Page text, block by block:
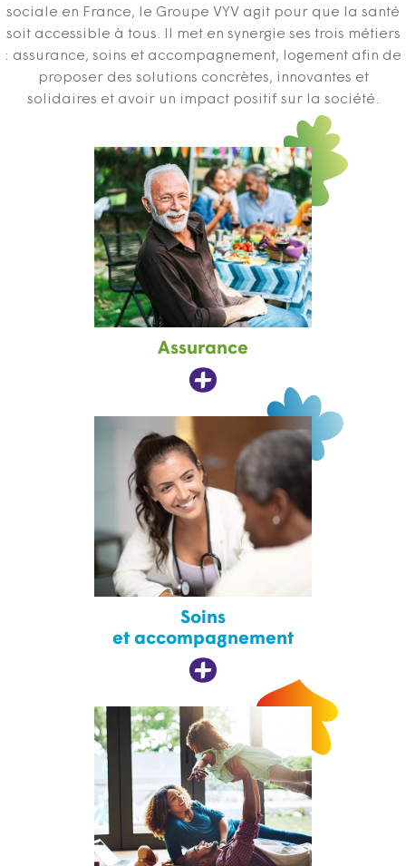
sociale en France, le Groupe VYV agit pour que la santé
soit accessible à tous. Il met en synergie ses trois métiers
: assurance, soins et accompagnement, logement afin de
proposer des solutions concrètes, innovantes et
solidaires et avoir un impact positif sur la société.
Assurance
Soins
et accompagnement